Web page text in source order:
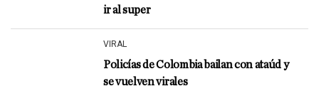
ir al super
VIRAL
Policías de Colombia bailan con ataúd y
se vuelven virales